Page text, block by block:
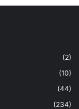
(2)
(10)
(44)
(234)